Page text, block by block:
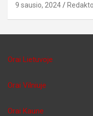
9 sausio, 2024
Orai Lietuvoje
Orai Vilniuje
Orai Kaune